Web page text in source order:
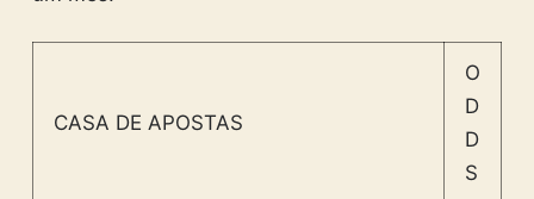
CASA DE APOSTAS
O
D
D
S